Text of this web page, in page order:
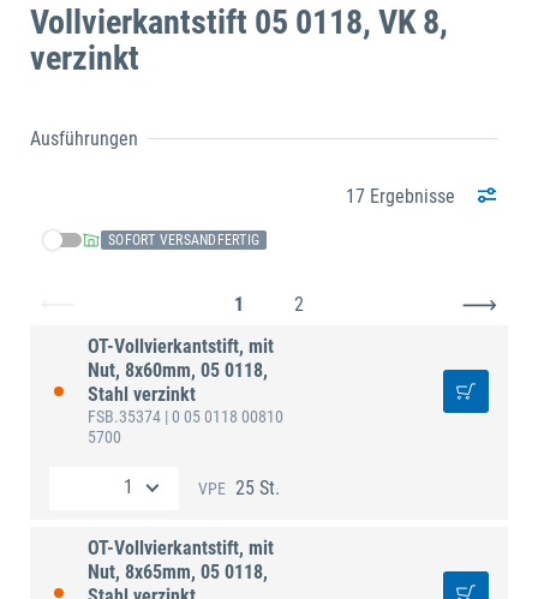
Vollvierkantstift 05 0118, VK 8,
verzinkt
Ausführungen
17 Ergebnisse
SOFORT VERSANDFERTIG
1
2
OT-Vollvierkantstift, mit
Nut, 8x60mm, 05 0118,
Stahl verzinkt
FSB.35374 | 0 05 0118 00810
5700
VPE 25 St.
OT-Vollvierkantstift, mit
Nut, 8x65mm, 05 0118,